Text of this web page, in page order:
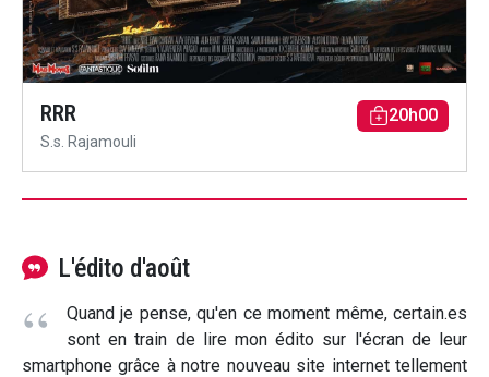
RRR
S.s. Rajamouli
20h00
L'édito d'août
Quand je pense, qu'en ce moment même, certain.es
sont en train de lire mon édito sur l'écran de leur
smartphone grâce à notre nouveau site internet tellement